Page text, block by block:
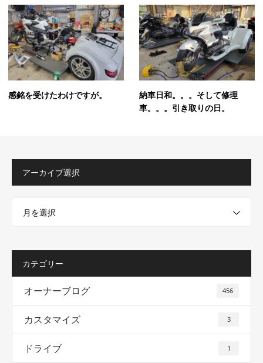
感銘を受けたわけですが。
納車日和。。。そして修理
車。。。引き取りの日。
アーカイブ選択
月を選択
カテゴリー
オーナーブログ 456
カスタマイズ 3
ドライブ 1